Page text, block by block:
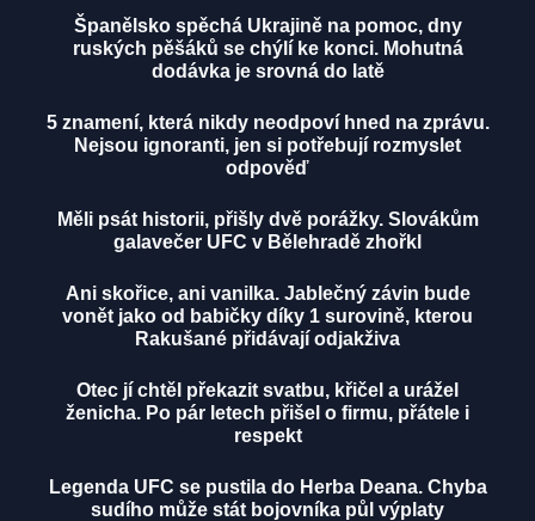
Španělsko spěchá Ukrajině na pomoc, dny
ruských pěšáků se chýlí ke konci. Mohutná
dodávka je srovná do latě
5 znamení, která nikdy neodpoví hned na zprávu.
Nejsou ignoranti, jen si potřebují rozmyslet
odpověď
Měli psát historii, přišly dvě porážky. Slovákům
galavečer UFC v Bělehradě zhořkl
Ani skořice, ani vanilka. Jablečný závin bude
vonět jako od babičky díky 1 surovině, kterou
Rakušané přidávají odjakživa
Otec jí chtěl překazit svatbu, křičel a urážel
ženicha. Po pár letech přišel o firmu, přátele i
respekt
Legenda UFC se pustila do Herba Deana. Chyba
sudího může stát bojovníka půl výplaty